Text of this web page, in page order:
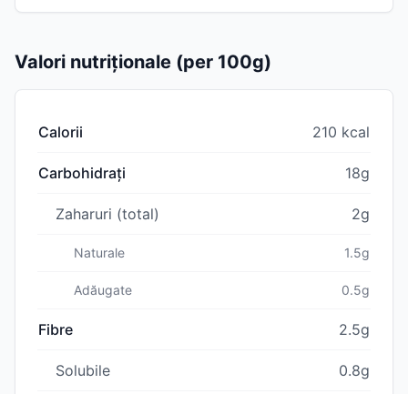
Valori nutriționale (per 100g)
Calorii 210 kcal
Carbohidrați 18g
Zaharuri (total) 2g
Naturale 1.5g
Adăugate 0.5g
Fibre 2.5g
Solubile 0.8g